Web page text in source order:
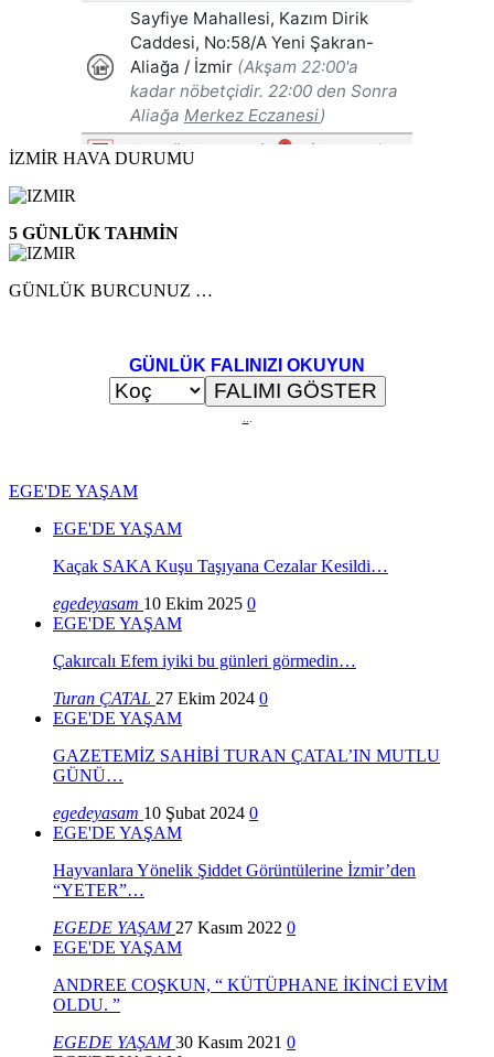
İZMİR HAVA DURUMU
5 GÜNLÜK TAHMİN
GÜNLÜK BURCUNUZ …
GÜNLÜK FALINIZI OKUYUN
...
EGE'DE YAŞAM
EGE'DE YAŞAM
Kaçak SAKA Kuşu Taşıyana Cezalar Kesildi…
egedeyasam 10 Ekim 2025 0
EGE'DE YAŞAM
Çakırcalı Efem iyiki bu günleri görmedin…
Turan ÇATAL 27 Ekim 2024 0
EGE'DE YAŞAM
GAZETEMİZ SAHİBİ TURAN ÇATAL’IN MUTLU
GÜNÜ…
egedeyasam 10 Şubat 2024 0
EGE'DE YAŞAM
Hayvanlara Yönelik Şiddet Görüntülerine İzmir’den
“YETER”…
EGEDE YAŞAM 27 Kasım 2022 0
EGE'DE YAŞAM
ANDREE COŞKUN, “ KÜTÜPHANE İKİNCİ EVİM
OLDU. ”
EGEDE YAŞAM30 Kasım 2021 0